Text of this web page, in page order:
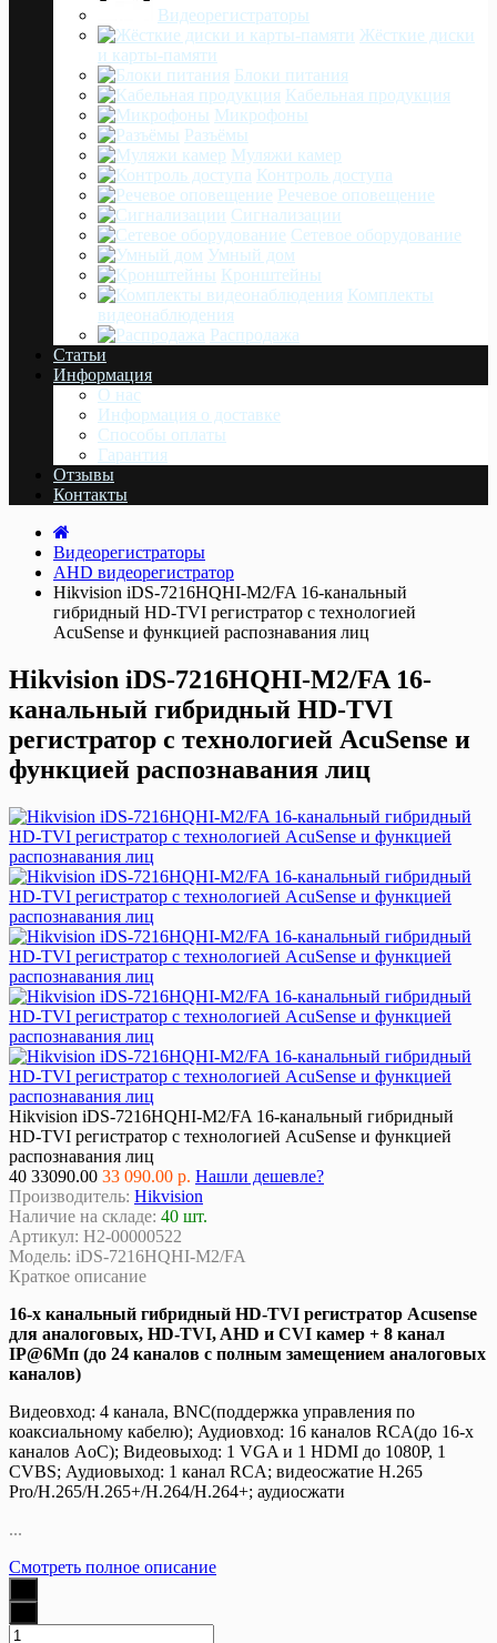
Видеорегистраторы
Жёсткие диски
и карты-памяти
Блоки питания
Кабельная продукция
Микрофоны
Разъёмы
Муляжи камер
Контроль доступа
Речевое оповещение
Сигнализации
Сетевое оборудование
Умный дом
Кронштейны
Комплекты
видеонаблюдения
Распродажа
Статьи
Информация
О нас
Информация о доставке
Cпособы оплаты
Гарантия
Отзывы
Контакты
Видеорегистраторы
AHD видеорегистратор
Hikvision iDS-7216HQHI-M2/FA 16-канальный
гибридный HD-TVI регистратор с технологией
AcuSense и функцией распознавания лиц
Hikvision iDS-7216HQHI-M2/FA 16-
канальный гибридный HD-TVI
регистратор с технологией AcuSense и
функцией распознавания лиц
Hikvision iDS-7216HQHI-M2/FA 16-канальный гибридный
HD-TVI регистратор с технологией AcuSense и функцией
распознавания лиц
40 33090.00 33 090.00 р. Нашли дешевле?
Производитель: Hikvision
Наличие на складе: 40 шт.
Артикул: Н2-00000522
Модель: iDS-7216HQHI-M2/FA
Краткое описание
16-х канальный гибридный HD-TVI регистратор Acusense
для аналоговых, HD-TVI, AHD и CVI камер + 8 канал
IP@6Мп (до 24 каналов с полным замещением аналоговых
каналов)
Видеовход: 4 канала, BNC(поддержка управления по
коаксиальному кабелю); Аудиовход: 16 каналов RCA(до 16-х
каналов AoC); Видеовыход: 1 VGA и 1 HDMI до 1080Р, 1
CVBS; Аудиовыход: 1 канал RCA; видеосжатие H.265
Pro/H.265/H.265+/H.264/H.264+; аудиосжати
...
Смотреть полное описание